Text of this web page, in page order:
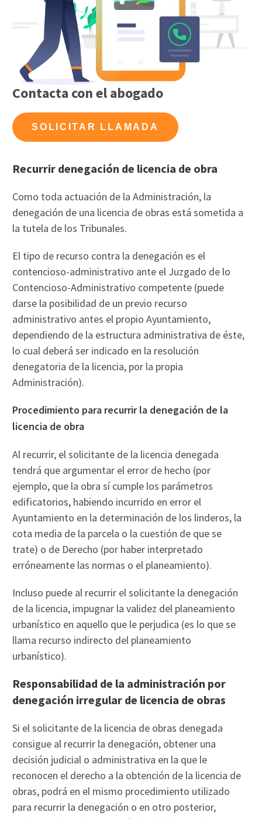
Contacta con el abogado
SOLICITAR LLAMADA
Recurrir denegación de licencia de obra
Como toda actuación de la Administración, la
denegación de una licencia de obras está sometida a
la tutela de los Tribunales.
El tipo de recurso contra la denegación es el
contencioso-administrativo ante el Juzgado de lo
Contencioso-Administrativo competente (puede
darse la posibilidad de un previo recurso
administrativo antes el propio Ayuntamiento,
dependiendo de la estructura administrativa de éste,
lo cual deberá ser indicado en la resolución
denegatoria de la licencia, por la propia
Administración).
Procedimiento para recurrir la denegación de la
licencia de obra
Al recurrir, el solicitante de la licencia denegada
tendrá que argumentar el error de hecho (por
ejemplo, que la obra sí cumple los parámetros
edificatorios, habiendo incurrido en error el
Ayuntamiento en la determinación de los linderos, la
cota media de la parcela o la cuestión de que se
trate) o de Derecho (por haber interpretado
erróneamente las normas o el planeamiento).
Incluso puede al recurrir el solicitante la denegación
de la licencia, impugnar la validez del planeamiento
urbanístico en aquello que le perjudica (es lo que se
llama recurso indirecto del planeamiento
urbanístico).
Responsabilidad de la administración por
denegación irregular de licencia de obras
Si el solicitante de la licencia de obras denegada
consigue al recurrir la denegación, obtener una
decisión judicial o administrativa en la que le
reconocen el derecho a la obtención de la licencia de
obras, podrá en el mismo procedimiento utilizado
para recurrir la denegación o en otro posterior,